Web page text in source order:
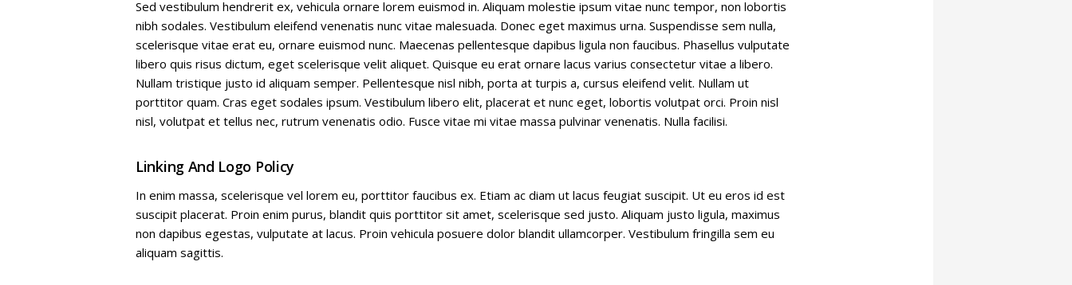
Sed vestibulum hendrerit ex, vehicula ornare lorem euismod in. Aliquam molestie ipsum vitae nunc tempor, non lobortis
nibh sodales. Vestibulum eleifend venenatis nunc vitae malesuada. Donec eget maximus urna. Suspendisse sem nulla,
scelerisque vitae erat eu, ornare euismod nunc. Maecenas pellentesque dapibus ligula non faucibus. Phasellus vulputate
libero quis risus dictum, eget scelerisque velit aliquet. Quisque eu erat ornare lacus varius consectetur vitae a libero.
Nullam tristique justo id aliquam semper. Pellentesque nisl nibh, porta at turpis a, cursus eleifend velit. Nullam ut
porttitor quam. Cras eget sodales ipsum. Vestibulum libero elit, placerat et nunc eget, lobortis volutpat orci. Proin nisl
nisl, volutpat et tellus nec, rutrum venenatis odio. Fusce vitae mi vitae massa pulvinar venenatis. Nulla facilisi.
Linking And Logo Policy
In enim massa, scelerisque vel lorem eu, porttitor faucibus ex. Etiam ac diam ut lacus feugiat suscipit. Ut eu eros id est
suscipit placerat. Proin enim purus, blandit quis porttitor sit amet, scelerisque sed justo. Aliquam justo ligula, maximus
non dapibus egestas, vulputate at lacus. Proin vehicula posuere dolor blandit ullamcorper. Vestibulum fringilla sem eu
aliquam sagittis.